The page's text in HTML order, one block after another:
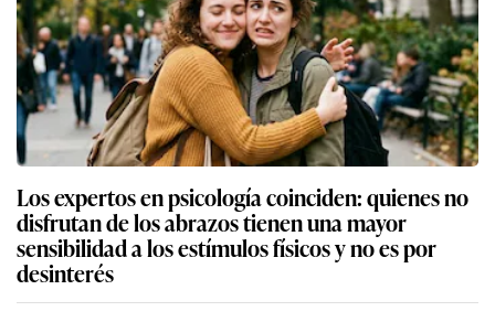
Los expertos en psicología coinciden: quienes no
disfrutan de los abrazos tienen una mayor
sensibilidad a los estímulos físicos y no es por
desinterés